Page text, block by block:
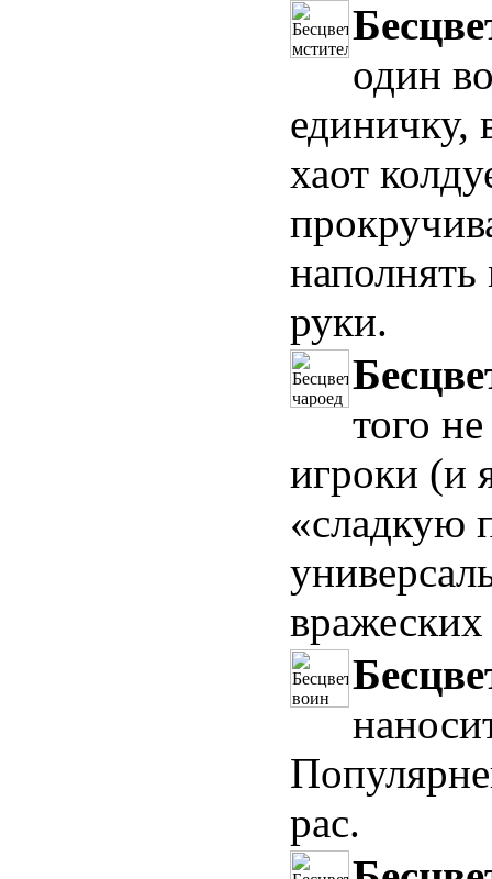
один
единичку,
хаот
руки.
того
игроки (и
«сладкую
рас.